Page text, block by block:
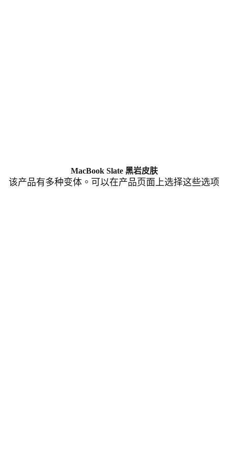
MacBook Slate 黑岩皮肤
该产品有多种变体。可以在产品页面上选择这些选项